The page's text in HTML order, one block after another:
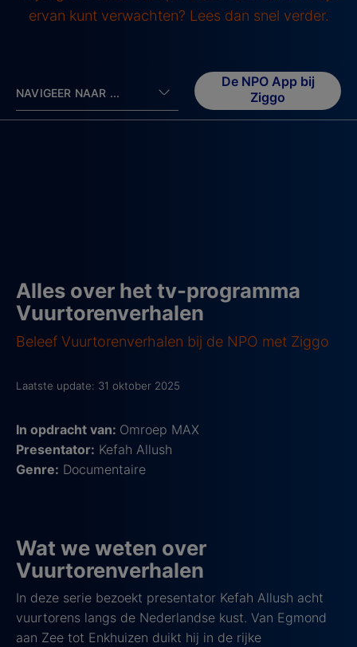
ervan kunt verwachten? Lees dan snel verder.
NAVIGEER NAAR ...
De NPO App bij
Ziggo
Alles over het tv-programma
Vuurtorenverhalen
Beleef Vuurtorenverhalen bij de NPO met Ziggo
Laatste update: 31 oktober 2025
In opdracht van: Omroep MAX
Presentator: Kefah Allush
Genre: Documentaire
Wat we weten over
Vuurtorenverhalen
In deze serie bezoekt presentator Kefah Allush acht
vuurtorens langs de Nederlandse kust. Van Egmond
aan Zee tot Enkhuizen duikt hij in de rijke